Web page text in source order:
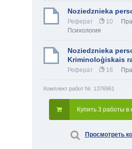
Noziedznieka
Реферат 10
Психология
Noziedznieka
Kriminoloģiskais
Реферат 16
Комплект работ Nr. 1376961
Купить 3 работы в
Просмотреть